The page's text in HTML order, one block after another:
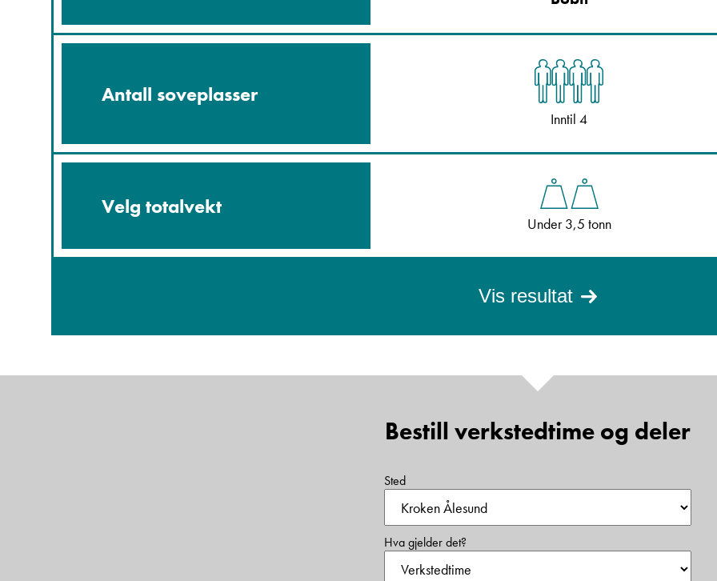
Antall soveplasser
Inntil 4
Velg totalvekt
Under 3,5 tonn
Vis resultat
Bestill verkstedtime og deler
Sted
Hva gjelder det?